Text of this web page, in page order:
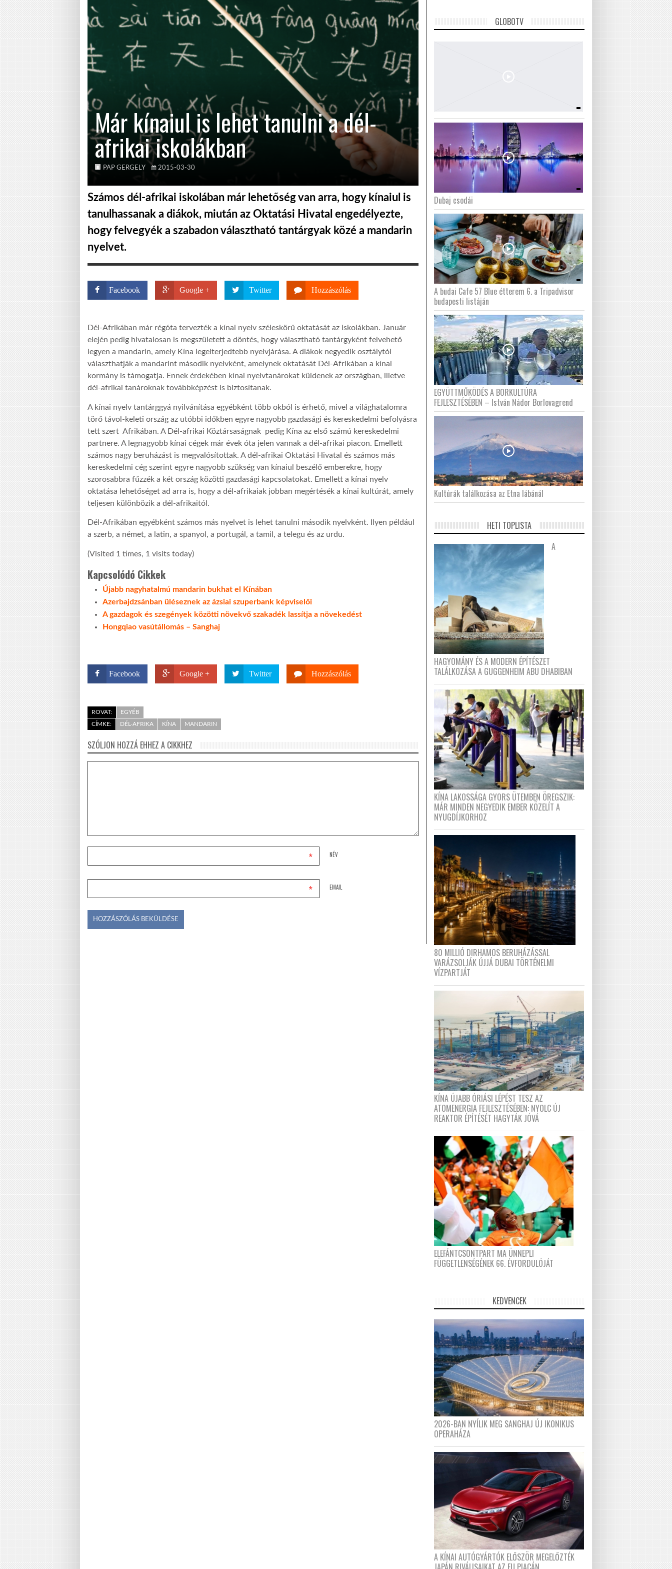
Már kínaiul is lehet tanulni a dél-
afrikai iskolákban
PAP GERGELY 2015-03-30
Számos dél-afrikai iskolában már lehetőség van arra, hogy kínaiul is
tanulhassanak a diákok, miután az Oktatási Hivatal engedélyezte,
hogy felvegyék a szabadon választható tantárgyak közé a mandarin
nyelvet.
Facebook Google + Twitter Hozzászólás
Dél-Afrikában már régóta tervezték a kínai nyelv széleskörű oktatását az iskolákban. Január
elején pedig hivatalosan is megszületett a döntés, hogy választható tantárgyként felvehető
legyen a mandarin, amely Kína legelterjedtebb nyelvjárása. A diákok negyedik osztálytól
választhatják a mandarint második nyelvként, amelynek oktatását Dél-Afrikában a kínai
kormány is támogatja. Ennek érdekében kínai nyelvtanárokat küldenek az országban, illetve
dél-afrikai tanároknak továbbképzést is biztosítanak.
A kínai nyelv tantárggyá nyilvánítása egyébként több okból is érhető, mivel a világhatalomra
törő távol-keleti ország az utóbbi időkben egyre nagyobb gazdasági és kereskedelmi befolyásra
tett szert Afrikában. A Dél-afrikai Köztársaságnak pedig Kína az első számú kereskedelmi
partnere. A legnagyobb kínai cégek már évek óta jelen vannak a dél-afrikai piacon. Emellett
számos nagy beruházást is megvalósítottak. A dél-afrikai Oktatási Hivatal és számos más
kereskedelmi cég szerint egyre nagyobb szükség van kínaiul beszélő emberekre, hogy
szorosabbra fűzzék a két ország közötti gazdasági kapcsolatokat. Emellett a kínai nyelv
oktatása lehetőséget ad arra is, hogy a dél-afrikaiak jobban megértésék a kínai kultúrát, amely
teljesen különbözik a dél-afrikaitól.
Dél-Afrikában egyébként számos más nyelvet is lehet tanulni második nyelvként. Ilyen például
a szerb, a német, a latin, a spanyol, a portugál, a tamil, a telegu és az urdu.
(Visited 1 times, 1 visits today)
Kapcsolódó Cikkek
Újabb nagyhatalmú mandarin bukhat el Kínában
Azerbajdzsánban üléseznek az ázsiai szuperbank képviselői
A gazdagok és szegények közötti növekvő szakadék lassítja a növekedést
Hongqiao vasútállomás – Sanghaj
Facebook Google + Twitter Hozzászólás
ROVAT:
EGYÉB
CÍMKE:
DÉL-AFRIKA KÍNA MANDARIN
SZÓLJON HOZZÁ EHHEZ A CIKKHEZ
NÉV
*
EMAIL
*
GLOBOTV
Dubaj csodái
A budai Cafe 57 Blue étterem 6. a Tripadvisor
budapesti listáján
EGYÜTTMŰKÖDÉS A BORKULTÚRA
FEJLESZTÉSÉBEN – István Nádor Borlovagrend
Kultúrák találkozása az Etna lábánál
HETI TOPLISTA
A
HAGYOMÁNY ÉS A MODERN ÉPÍTÉSZET
TALÁLKOZÁSA A GUGGENHEIM ABU DHABIBAN
KÍNA LAKOSSÁGA GYORS ÜTEMBEN ÖREGSZIK:
MÁR MINDEN NEGYEDIK EMBER KÖZELÍT A
NYUGDÍJKORHOZ
80 MILLIÓ DIRHAMOS BERUHÁZÁSSAL
VARÁZSOLJÁK ÚJJÁ DUBAI TÖRTÉNELMI
VÍZPARTJÁT
KÍNA ÚJABB ÓRIÁSI LÉPÉST TESZ AZ
ATOMENERGIA FEJLESZTÉSÉBEN: NYOLC ÚJ
REAKTOR ÉPÍTÉSÉT HAGYTÁK JÓVÁ
ELEFÁNTCSONTPART MA ÜNNEPLI
FÜGGETLENSÉGÉNEK 66. ÉVFORDULÓJÁT
KEDVENCEK
2026-BAN NYÍLIK MEG SANGHAJ ÚJ IKONIKUS
OPERAHÁZA
A KÍNAI AUTÓGYÁRTÓK ELŐSZÖR MEGELŐZTÉK